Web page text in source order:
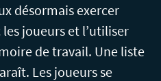
désormais exercer
joueurs et l’utiliser
de travail. Une liste
Les joueurs se